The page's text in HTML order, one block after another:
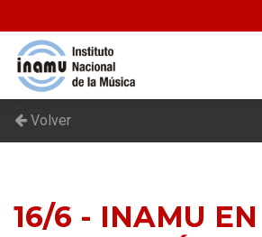
Volver
16/6 - INAMU EN